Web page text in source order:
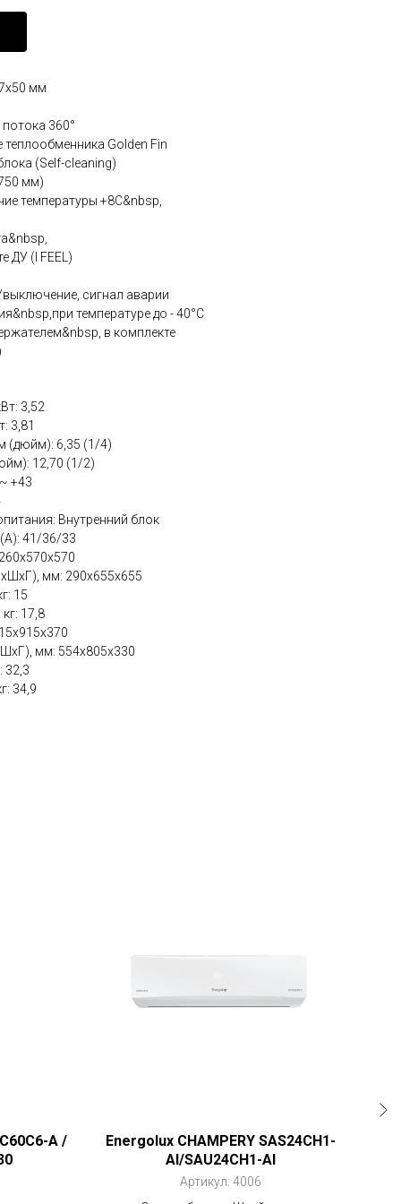
мм
360°
Golden Fin
(Self-cleaning)
мм)
температуры +8С&nbsp,
ДУ (I FEEL)
сигнал аварии
температуре до - 40°C
в комплекте
3,52
3,81
(дюйм): 6,35 (1/4)
12,70 (1/2)
+43
Внутренний блок
41/36/33
мм: 290х655x655
15
17,8
мм: 554x805x330
32,3
34,9
A /
Energolux CHAMPERY SAS24CH1-
AI/SAU24CH1-AI
Артикул: 4006